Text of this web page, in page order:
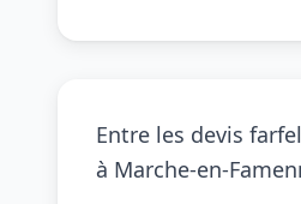
Entre les devis
à Marche-en-